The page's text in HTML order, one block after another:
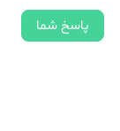
پاسخ شما